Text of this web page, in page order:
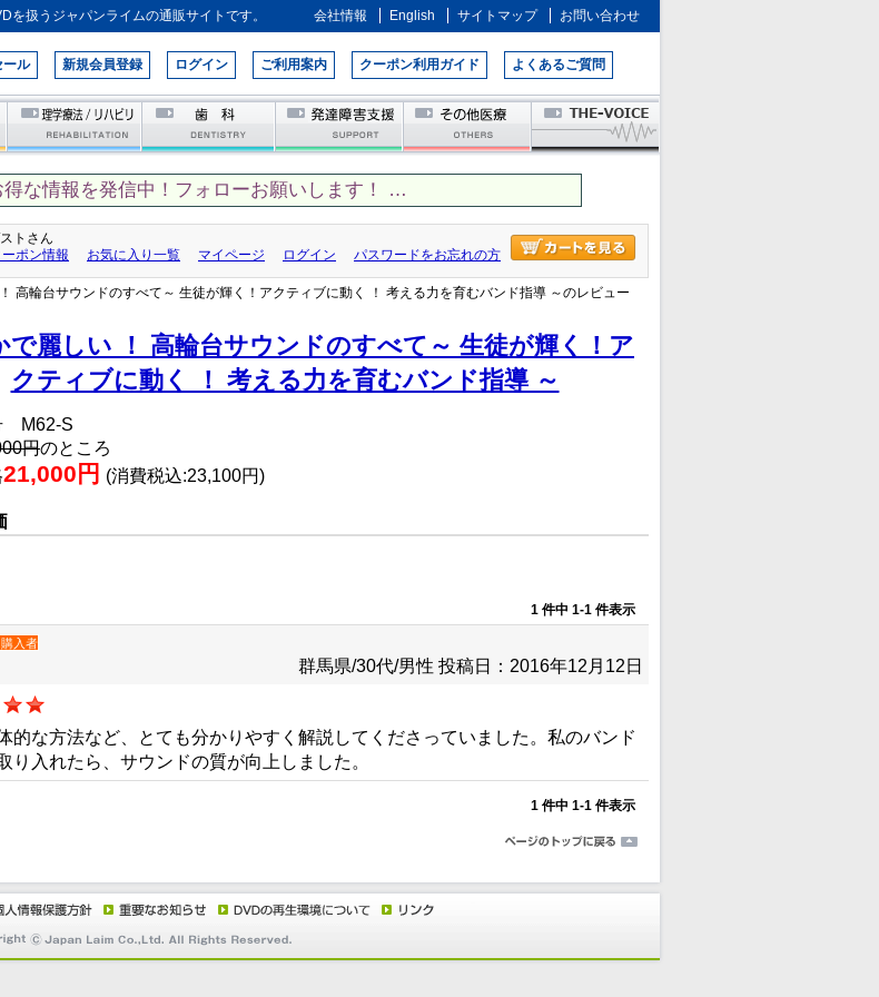
扱うジャパンライムの通販サイトです。 会社情報 English サイトマップ お問い合わせ
ール 新規会員登録 ログイン ご利用案内 クーポン利用ガイド よくあるご質問
な情報を発信中！フォローお願いします！ …
トさん
ーポン情報
お気に入り一覧 マイページ ログイン パスワードをお忘れの方
高輪台サウンドのすべて～ 生徒が輝く！アクティブに動く ！ 考える力を育むバンド指導 ～のレビュー
で麗しい ！ 高輪台サウンドのすべて～ 生徒が輝く！ア
クティブに動く ！ 考える力を育むバンド指導 ～
M62-S
円のところ
21,000円 (消費税込:23,100円)
1 件中 1-1 件表示
購入者
群馬県/30代/男性 投稿日：2016年12月12日
的な方法など、とても分かりやすく解説してくださっていました。私のバンド
り入れたら、サウンドの質が向上しました。
1 件中 1-1 件表示